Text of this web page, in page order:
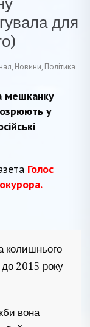
для
, Новини, Політика
мешканку
у
Голос
колишнього
до 2015 року
вона